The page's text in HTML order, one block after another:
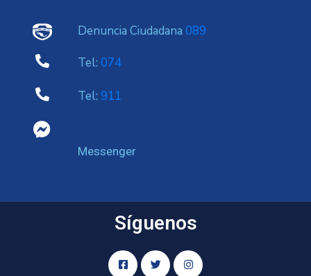
Denuncia Ciudadana 089
Tel: 074
Tel: 911
Messenger
Síguenos